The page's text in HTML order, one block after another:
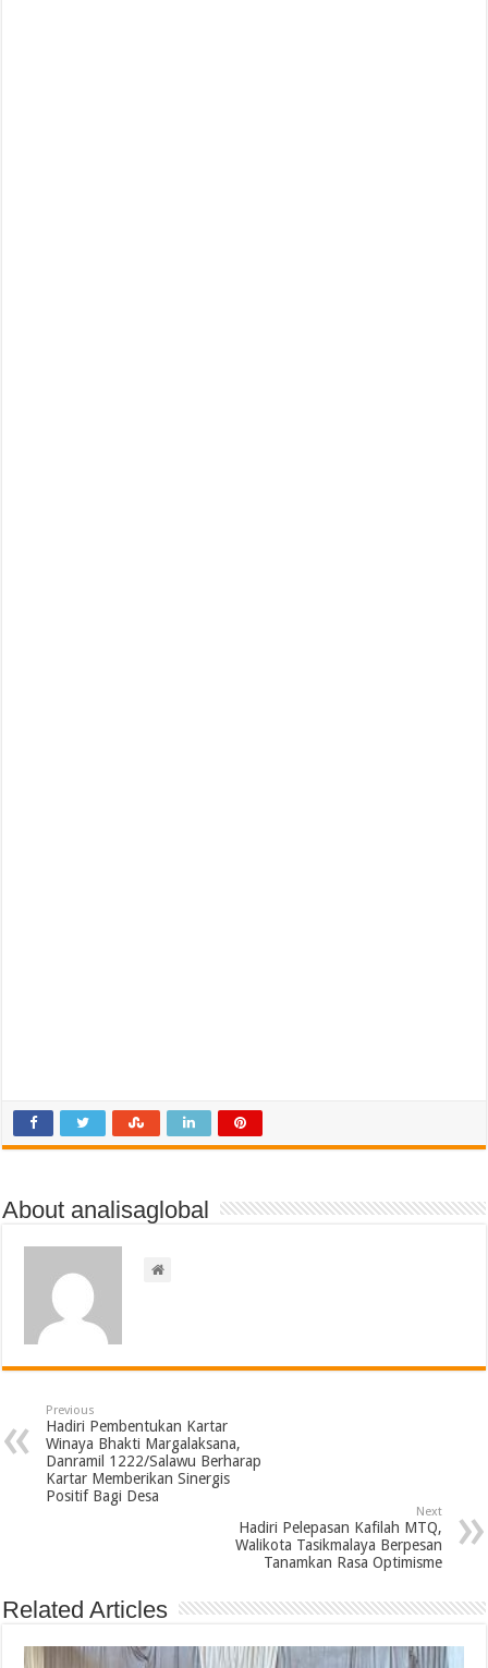
About analisaglobal
Previous
Hadiri Pembentukan Kartar
Winaya Bhakti Margalaksana,
Danramil 1222/Salawu Berharap
Kartar Memberikan Sinergis
Positif Bagi Desa
Next
Hadiri Pelepasan Kafilah MTQ,
Walikota Tasikmalaya Berpesan
Tanamkan Rasa Optimisme
Related Articles